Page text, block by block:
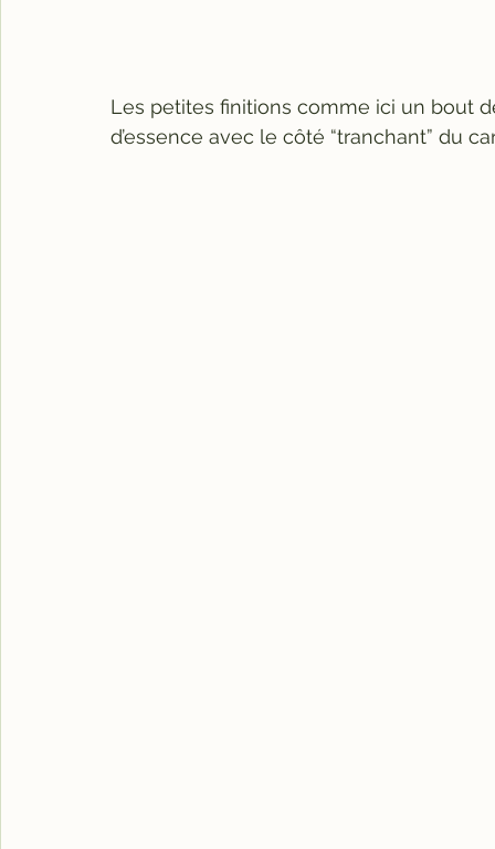
Les petites finitions comme ici un bout
d’essence avec le côté “tranchant” du